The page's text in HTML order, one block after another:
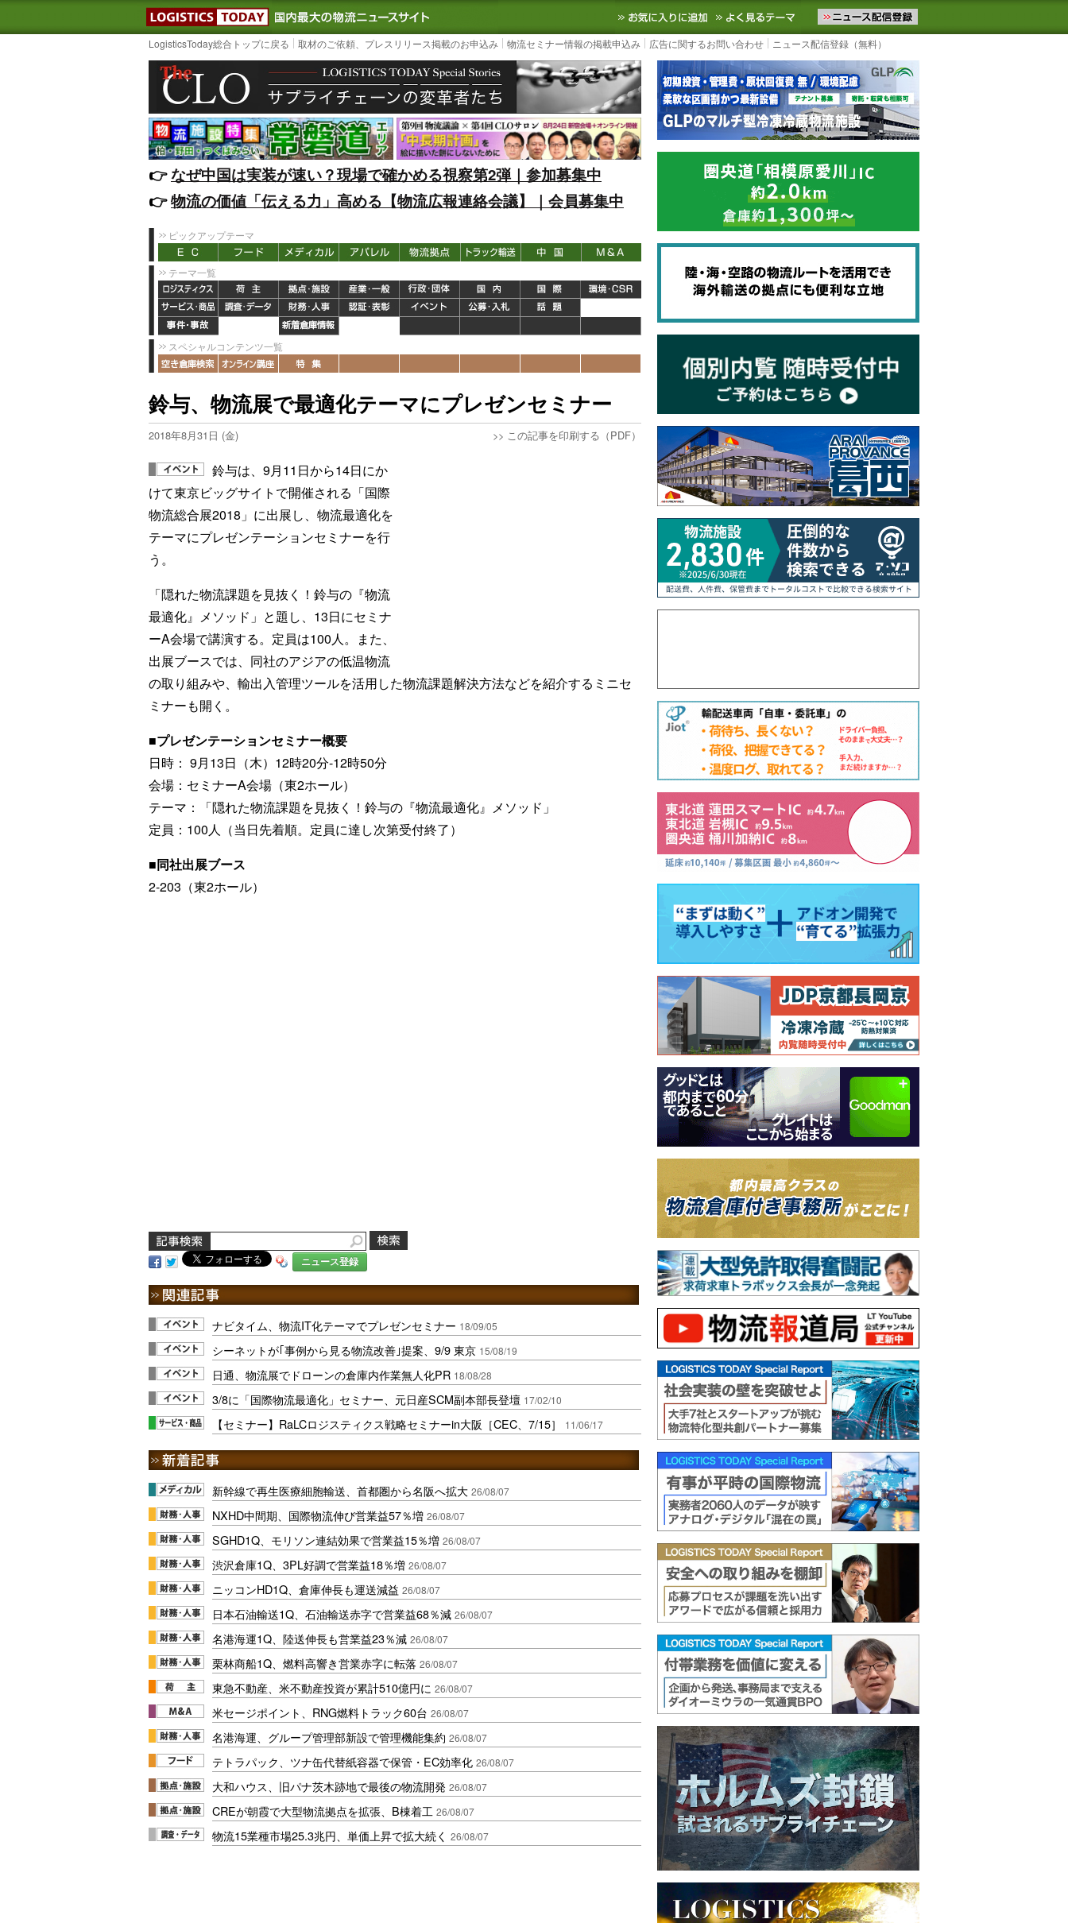
LOGISTICS TODAY｜国内最大の物流ニュースサイト3PL, SCMなど国内外の最新の物流ニュースをお届けします。物流ニュースメール配信を登録す
お気に入りに追加 よく見るテーマ
LogisticsToday総合トップに戻る 取材のご依頼、プレスリリース掲載のお申込み 物流セミナー情報の掲載申込み 広告に関するお問い合わせ ニュース配信登録（無料）
👉️なぜ中国は実装が速い？現場で確かめる視察第2弾｜参加募集中
👉️物流の価値「伝える力」高める【物流広報連絡会議】｜会員募集中
ピックアップテーマ
テーマ一覧
スペシャルコンテンツ一覧
鈴与、物流展で最適化テーマにプレゼンセミナー
2018年8月31日 (金) >> この記事を印刷する（PDF）
鈴与は、9月11日から14日にか
けて東京ビッグサイトで開催される「国際
物流総合展2018」に出展し、物流最適化を
テーマにプレゼンテーションセミナーを行
う。
「隠れた物流課題を見抜く！鈴与の『物流
最適化』メソッド」と題し、13日にセミナ
ーA会場で講演する。定員は100人。また、
出展ブースでは、同社のアジアの低温物流
の取り組みや、輸出入管理ツールを活用した物流課題解決方法などを紹介するミニセ
ミナーも開く。
■プレゼンテーションセミナー概要
日時： 9月13日（木）12時20分-12時50分
会場：セミナーA会場（東2ホール）
テーマ：「隠れた物流課題を見抜く！鈴与の『物流最適化』メソッド」
定員：100人（当日先着順。定員に達し次第受付終了）
■同社出展ブース
2-203（東2ホール）
ニュース登録
ナビタイム、物流IT化テーマでプレゼンセミナー 18/09/05
シーネットが｢事例から見る物流改善｣提案、9/9 東京 15/08/19
日通、物流展でドローンの倉庫内作業無人化PR 18/08/28
3/8に「国際物流最適化」セミナー、元日産SCM副本部長登壇 17/02/10
【セミナー】RaLCロジスティクス戦略セミナーin大阪［CEC、7/15］ 11/06/17
新幹線で再生医療細胞輸送、首都圏から名阪へ拡大 26/08/07
NXHD中間期、国際物流伸び営業益57％増 26/08/07
SGHD1Q、モリソン連結効果で営業益15％増 26/08/07
渋沢倉庫1Q、3PL好調で営業益18％増 26/08/07
ニッコンHD1Q、倉庫伸長も運送減益 26/08/07
日本石油輸送1Q、石油輸送赤字で営業益68％減 26/08/07
名港海運1Q、陸送伸長も営業益23％減 26/08/07
栗林商船1Q、燃料高響き営業赤字に転落 26/08/07
東急不動産、米不動産投資が累計510億円に 26/08/07
米セージポイント、RNG燃料トラック60台 26/08/07
名港海運、グループ管理部新設で管理機能集約 26/08/07
テトラパック、ツナ缶代替紙容器で保管・EC効率化 26/08/07
大和ハウス、旧パナ茨木跡地で最後の物流開発 26/08/07
CREが朝霞で大型物流拠点を拡張、B棟着工 26/08/07
物流15業種市場25.3兆円、単価上昇で拡大続く 26/08/07